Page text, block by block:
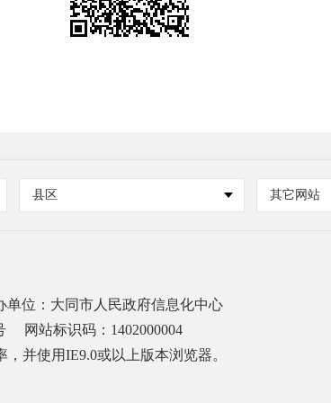
县区 其它网站
单位：大同市人民政府信息化中心
网站标识码：1402000004
并使用IE9.0或以上版本浏览器。